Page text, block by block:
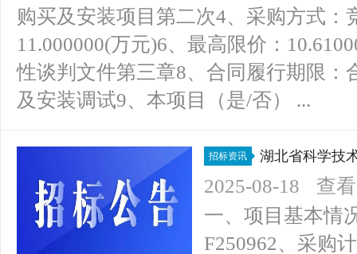
购买及安装项目第二次4、采购方式：
11.000000(万元)6、最高限价：
性谈判文件第三章8、合同履行期限：
及安装调试9、本项目（是/否） ...
招标资讯
湖北省科学技
商公告
2025-08-18
查
一、项目基本情
F250962、采购